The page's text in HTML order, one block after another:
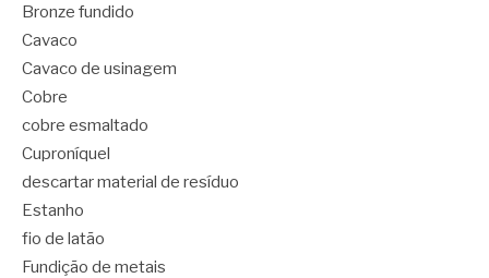
Bronze fundido
Cavaco
Cavaco de usinagem
Cobre
cobre esmaltado
Cuproníquel
descartar material de resíduo
Estanho
fio de latão
Fundição de metais